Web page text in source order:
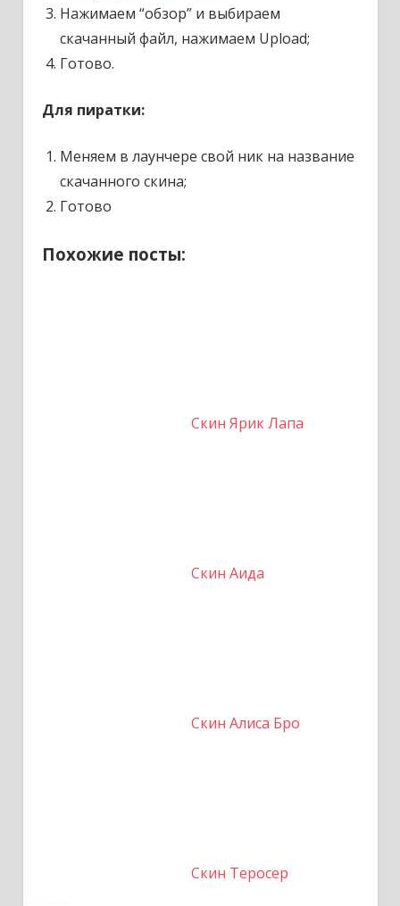
Нажимаем “обзор” и выбираем
скачанный файл, нажимаем Upload;
Готово.
Для пиратки:
Меняем в лаунчере свой ник на название
скачанного скина;
Готово
Похожие посты:
Скин Ярик Лапа
Скин Аида
Скин Алиса Бро
Скин Теросер